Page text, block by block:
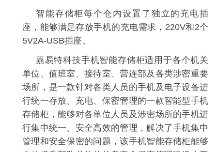
智能存储柜每个仓内设置了独立的充电插
座，能够满足存放手机的充电需求，220V和2个
5V2A-USB插座。
嘉易特科技手机智能存储柜适用于各个机关
单位、值班室、接待室、营连部及各类涉密重要
场所，是一款针对各类人员的手机及电子设备进
行统一存放、充电、保密管理的一款智能型手机
存储柜，能够对各单位人员及涉密场所的手机进
行集中统一、安全高效的管理，解决了手机集中
管理和安全保密的问题，该手机智能存储柜能够